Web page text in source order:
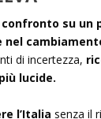
su
di incertezza,
lucide.
l’Italia senza il